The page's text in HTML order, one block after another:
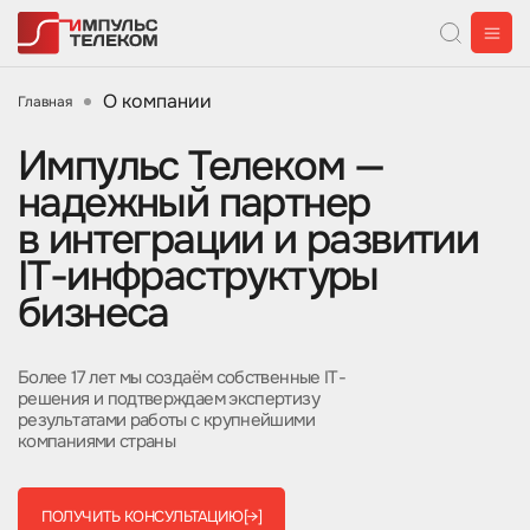
Главная О компании
Импульс Телеком —
надежный партнер
в интеграции и развитии
IT-инфраструктуры
бизнеса
Более 17 лет мы создаём собственные IT-
решения и подтверждаем экспертизу
результатами работы с крупнейшими
компаниями страны
ПОЛУЧИТЬ КОНСУЛЬТАЦИЮ[→]